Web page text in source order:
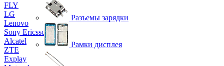
FLY
LG
Lenovo
Sony Ericsson
Alcatel
ZTE
Explay
Разъемы зарядки
Рамки дисплея